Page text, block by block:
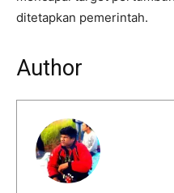
ditetapkan pemerintah.
Author